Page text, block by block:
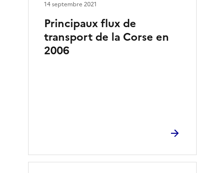
Principaux flux de
transport de la Corse en
2006
14 septembre 2021